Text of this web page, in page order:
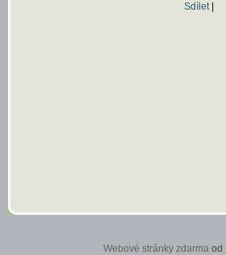
Sdílet
Webové stránky zdarmaod